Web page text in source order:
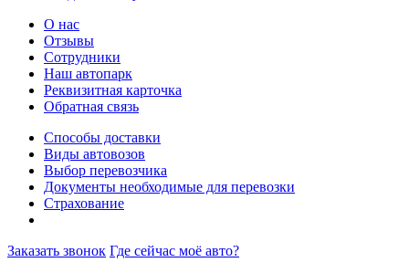
О нас
Отзывы
Сотрудники
Наш автопарк
Реквизитная карточка
Обратная связь
Способы доставки
Виды автовозов
Выбор перевозчика
Документы необходимые для перевозки
Страхование
Заказать звонок Где сейчас моё авто?